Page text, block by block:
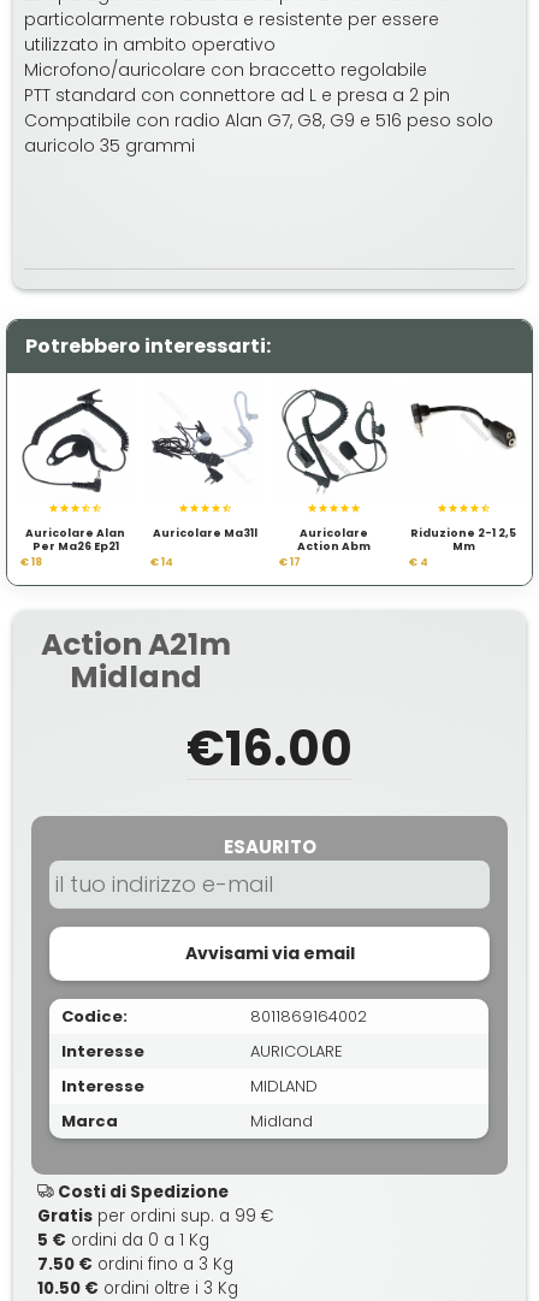
particolarmente robusta e resistente per essere
utilizzato in ambito operativo
Microfono/auricolare con braccetto regolabile
PTT standard con connettore ad L e presa a 2 pin
Compatibile con radio Alan G7, G8, G9 e 516 peso solo
auricolo 35 grammi
Potrebbero interessarti:
Auricolare Alan
Per Ma26 Ep21
€ 18
Auricolare Ma31l
€ 14
Auricolare
Action Abm
€ 17
Riduzione 2-1 2,5
Mm
€ 4
Action A21m
Midland
€16.00
ESAURITO
Avvisami via email
Codice:
8011869164002
Interesse
AURICOLARE
Interesse
MIDLAND
Marca
Midland
Costi di Spedizione
Gratis per ordini sup. a 99 €
5 € ordini da 0 a 1 Kg
7.50 € ordini fino a 3 Kg
10.50 € ordini oltre i 3 Kg